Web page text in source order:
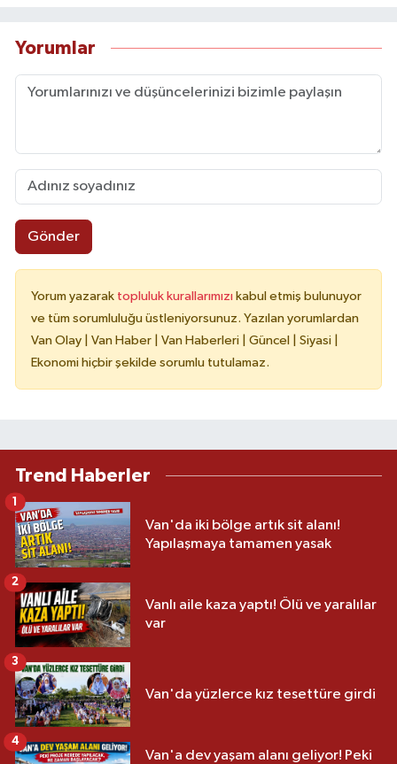
Yorumlar
Gönder
Yorum yazarak topluluk kurallarımızı kabul etmiş bulunuyor
ve tüm sorumluluğu üstleniyorsunuz. Yazılan yorumlardan
Van Olay | Van Haber | Van Haberleri | Güncel | Siyasi |
Ekonomi hiçbir şekilde sorumlu tutulamaz.
Trend Haberler
Van'da iki bölge artık sit alanı!
Yapılaşmaya tamamen yasak
1
Vanlı aile kaza yaptı! Ölü ve yaralılar
var
2
Van'da yüzlerce kız tesettüre girdi
3
Van'a dev yaşam alanı geliyor! Peki
4